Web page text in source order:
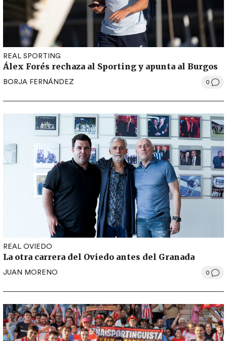
REAL SPORTING
Álex Forés rechaza al Sporting y apunta al Burgos
BORJA FERNÁNDEZ 0
REAL OVIEDO
La otra carrera del Oviedo antes del Granada
JUAN MORENO 0